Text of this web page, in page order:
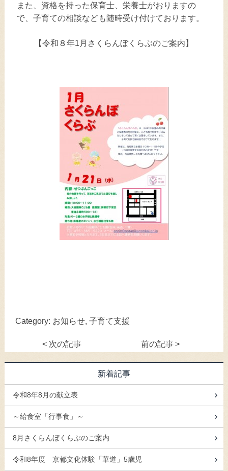
また、資格を持った保育士、栄養士がおりますの
で、子育ての相談なども随時受け付けております。
【令和８年1月さくらんぼくらぶのご案内】
Category: お知らせ,子育て支援
< 次の記事 前の記事 >
新着記事
令和8年8月の献立表
～給食室「行事食」～
8月さくらんぼくらぶのご案内
令和8年度 京都文化体験「華道」5歳児